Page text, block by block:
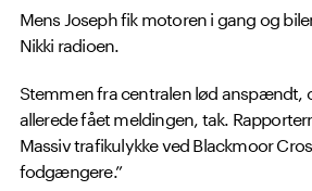
Mens Joseph fik motoren i gang og
Nikki radioen.
Stemmen fra centralen lød anspændt,
allerede fået meldingen, tak.
Massiv trafikulykke ved Blackmoor
fodgængere.”